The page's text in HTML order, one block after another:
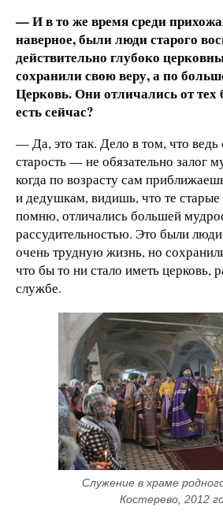
— И в то же время среди
наверное, были люди старого
действительно глубоко
сохранили свою веру, а по
Церковь. Они отличались от тех
есть сейчас?
— Да, это так. Дело в том, что ведь
старость — не обязательно залог
когда по возрасту сам
и дедушкам, видишь, что те
помню, отличались большей
рассудительностью. Это были
очень трудную жизнь, но
что бы то ни стало иметь церковь,
службе.
Служение в храме
Костерево, 2012